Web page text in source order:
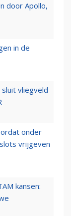
door Apollo,
in de
vliegveld
onder
vrijgeven
kansen: